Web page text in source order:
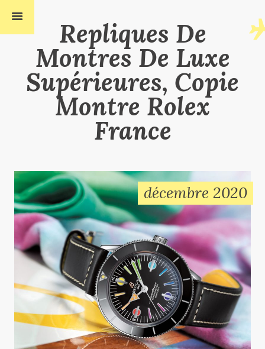
Repliques De
Montres De Luxe
Supérieures, Copie
Montre Rolex
France
décembre 2020